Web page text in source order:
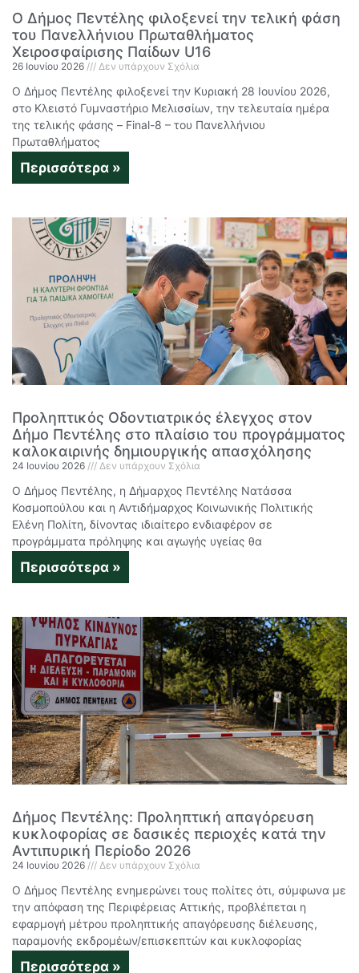
Ο Δήμος Πεντέλης φιλοξενεί την τελική φάση
του Πανελλήνιου Πρωταθλήματος
Χειροσφαίρισης Παίδων U16
26 Ιουνίου 2026 Δεν υπάρχουν Σχόλια
Ο Δήμος Πεντέλης φιλοξενεί την Κυριακή 28 Ιουνίου 2026,
στο Κλειστό Γυμναστήριο Μελισσίων, την τελευταία ημέρα
της τελικής φάσης – Final-8 – του Πανελλήνιου
Πρωταθλήματος
Περισσότερα »
Προληπτικός Οδοντιατρικός έλεγχος στον
Δήμο Πεντέλης στο πλαίσιο του προγράμματος
καλοκαιρινής δημιουργικής απασχόλησης
24 Ιουνίου 2026 Δεν υπάρχουν Σχόλια
Ο Δήμος Πεντέλης, η Δήμαρχος Πεντέλης Νατάσσα
Κοσμοπούλου και η Αντιδήμαρχος Κοινωνικής Πολιτικής
Ελένη Πολίτη, δίνοντας ιδιαίτερο ενδιαφέρον σε
προγράμματα πρόληψης και αγωγής υγείας θα
Περισσότερα »
Δήμος Πεντέλης: Προληπτική απαγόρευση
κυκλοφορίας σε δασικές περιοχές κατά την
Αντιπυρική Περίοδο 2026
24 Ιουνίου 2026 Δεν υπάρχουν Σχόλια
Ο Δήμος Πεντέλης ενημερώνει τους πολίτες ότι, σύμφωνα με
την απόφαση της Περιφέρειας Αττικής, προβλέπεται η
εφαρμογή μέτρου προληπτικής απαγόρευσης διέλευσης,
παραμονής εκδρομέων/επισκεπτών και κυκλοφορίας
Περισσότερα »